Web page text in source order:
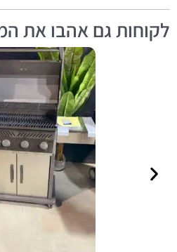
לקוחות גם אהבו את